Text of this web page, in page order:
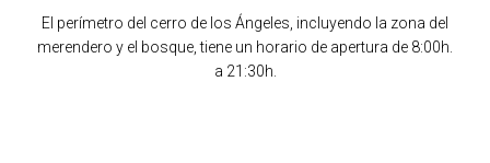
El perímetro del cerro de los Ángeles, incluyendo la zona del
merendero y el bosque, tiene un horario de apertura de 8:00h.
a 21:30h.